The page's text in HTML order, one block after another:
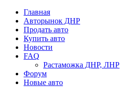
Главная
Авторынок ДНР
Продать авто
Купить авто
Новости
FAQ
Растаможка ДНР, ЛНР
Форум
Новые авто